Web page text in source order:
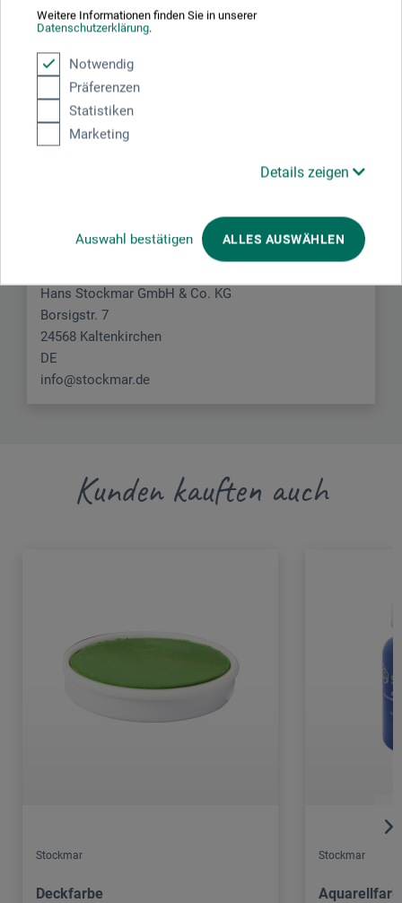
Weitere Informationen finden Sie in unserer
Datenschutzerklärung.
Notwendig
Präferenzen
Statistiken
Marketing
Details zeigen
Auswahl bestätigen ALLES AUSWÄHLEN
JETZT PRODUKT BEWERTEN
Hersteller-Kontakt
Hier finden Sie die Kontaktdaten des Herstellers zu
diesem Produkt.
Hans Stockmar GmbH & Co. KG
Borsigstr. 7
24568 Kaltenkirchen
DE
info@stockmar.de
Kunden kauften auch
Stockmar
Deckfarbe
Stockmar